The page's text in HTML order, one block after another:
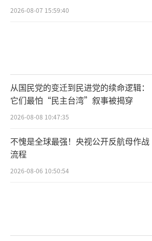
2026-08-07 15:59:40
从国民党的变迁到民进党的续命逻辑：
它们最怕“民主台湾”叙事被揭穿
2026-08-08 10:47:35
不愧是全球最强！央视公开反航母作战
流程
2026-08-06 10:50:54